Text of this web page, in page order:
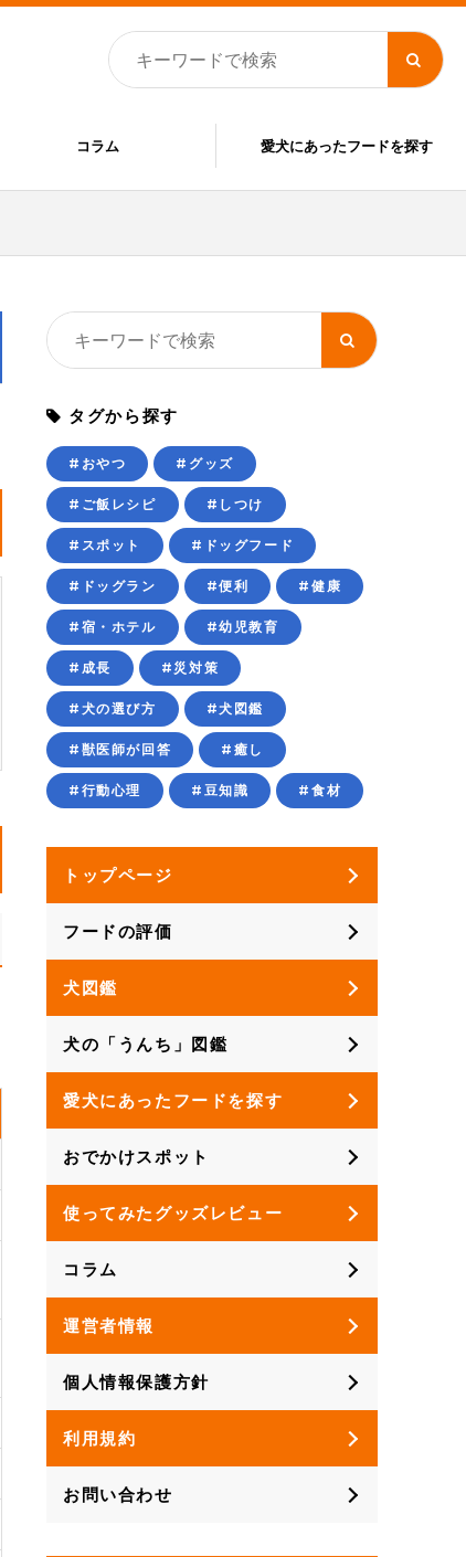
コラム 愛犬にあったフードを探す
タグから探す
#おやつ #グッズ
#ご飯レシピ #しつけ
#スポット #ドッグフード
#ドッグラン #便利 #健康
#宿・ホテル #幼児教育
#成長 #災対策
#犬の選び方 #犬図鑑
#獣医師が回答 #癒し
#行動心理 #豆知識 #食材
トップページ
フードの評価
犬図鑑
犬の「うんち」図鑑
愛犬にあったフードを探す
おでかけスポット
使ってみたグッズレビュー
コラム
運営者情報
個人情報保護方針
利用規約
お問い合わせ